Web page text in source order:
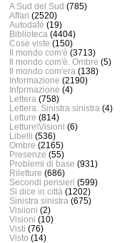
A Sud del Sud (785)
Affari (2520)
Autodafé (19)
Biblioteca (4404)
Cose viste (150)
Il mondo com'è (3713)
Il mondo com'è. Ombre (5)
Il mondo com'era (138)
Informazione (2190)
Infprmazione (4)
Lettera (758)
Lettera. Sinistra sinistra (4)
Letture (814)
Letture\Visioni (6)
Libelli (536)
Ombre (2165)
Presenze (55)
Problemi di base (931)
Riletture (686)
Secondi pensieri (599)
Si dice in città (1202)
Sinistra sinistra (675)
Visiioni (2)
Visioni (10)
Visti (76)
Visto (14)